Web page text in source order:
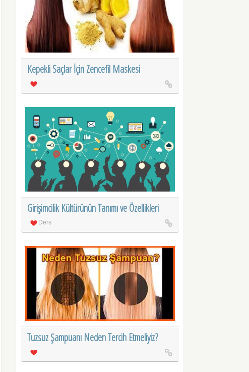
Kepekli Saçlar İçin Zencefil Maskesi
Girişimcilik Kültürünün Tanımı ve Özellikleri
Ders
Tuzsuz Şampuanı Neden Tercih Etmeliyiz?